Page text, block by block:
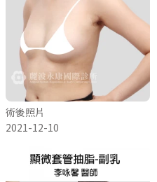
術後照片
2021-12-10